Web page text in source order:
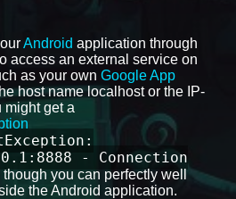
Android application through
access an external service on
as your own Google App
host name localhost or the IP-
might get a
- Connection
you can perfectly well
the Android application.